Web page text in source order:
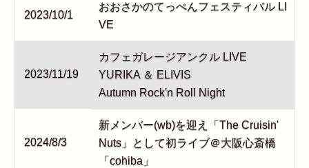
2023/10/1
おおさかのてっぺんフェスティバル LI
VE
2023/11/19
カフェガレージアンクル LIVE
YURIKA ＆ ELIVIS
Autumn Rock'n Roll Night
2024/8/3
新メンバー(wb)を迎え「The Cruisin'
Nuts」として初ライブ＠大阪心斎橋
「cohiba」